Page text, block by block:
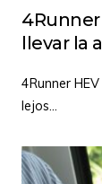
4Runner
llevar la
4Runner
lejos